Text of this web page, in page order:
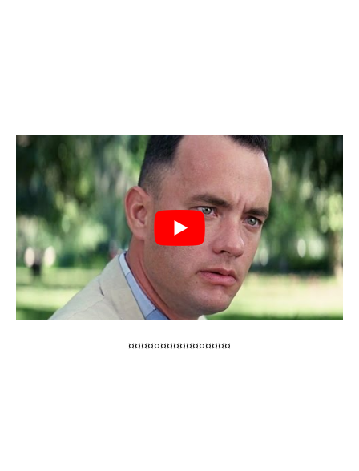
¤¤¤¤¤¤¤¤¤¤¤¤¤¤¤¤